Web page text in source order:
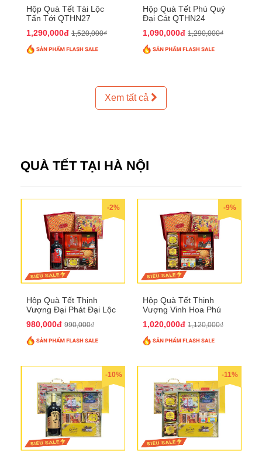
Hộp Quà Tết Tài Lộc
Tấn Tới QTHN27
1,290,000đ 1,520,000₫
Hộp Quà Tết Phú Quý
Đại Cát QTHN24
1,090,000đ 1,290,000₫
Xem tất cả
QUÀ TẾT TẠI HÀ NỘI
-2%
Hộp Quà Tết Thịnh
Vượng Đại Phát Đại Lộc
980,000đ 990,000₫
-9%
Hộp Quà Tết Thịnh
Vượng Vinh Hoa Phú
1,020,000đ 1,120,000₫
-10% -11%